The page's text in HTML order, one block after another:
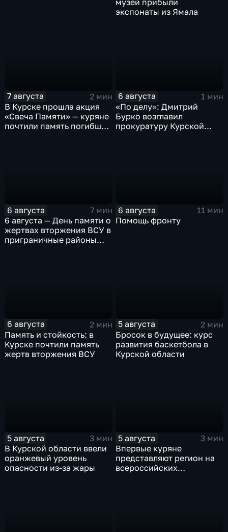
музей прибыли
экспонаты из Ямала
7 августа
2 мин
В Курске прошла акция
«Свеча Памяти» — куряне
почтили память погибших
6 августа
1 мин
«По делу»: Дмитрий
Бурко возглавил
прокуратуру Курской
6 августа
7 мин
6 августа — День памяти о
жертвах вторжения ВСУ в
приграничные районы
6 августа
11 мин
Помощь фронту
6 августа
2 мин
Память и стойкость: в
Курске почтили память
жертв вторжения ВСУ
5 августа
2 мин
Бросок в будущее: курс
развития баскетбола в
Курской области
5 августа
3 мин
В Курской области ввели
оранжевый уровень
опасности из-за жары
5 августа
3 мин
Впервые куряне
представляют регион на
всероссийских